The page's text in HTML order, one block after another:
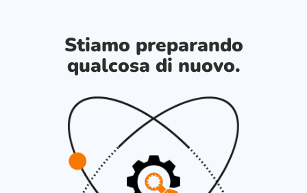
Stiamo preparando
qualcosa di nuovo.